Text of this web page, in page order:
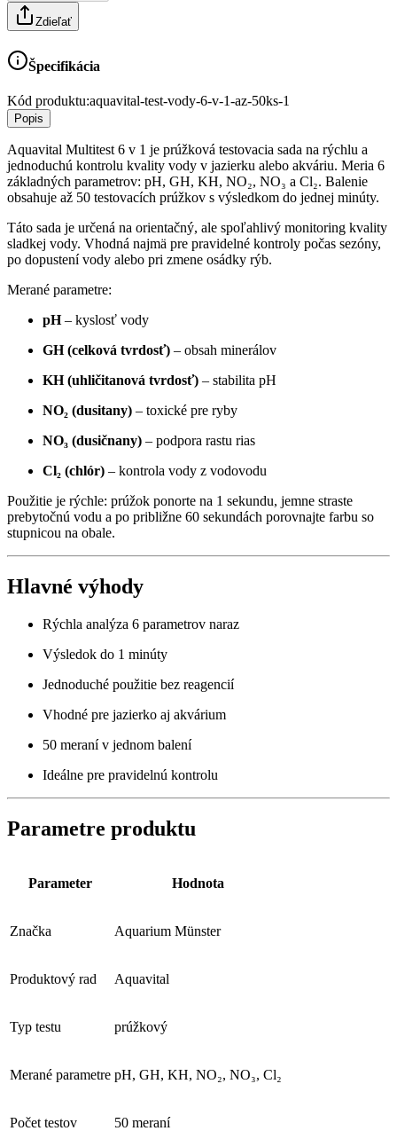
Zdieľať
Špecifikácia
Kód produktu:aquavital-test-vody-6-v-1-az-50ks-1
Popis
Aquavital Multitest 6 v 1 je prúžková testovacia sada na rýchlu a
jednoduchú kontrolu kvality vody v jazierku alebo akváriu. Meria 6
základných parametrov: pH, GH, KH, NO₂, NO₃ a Cl₂. Balenie
obsahuje až 50 testovacích prúžkov s výsledkom do jednej minúty.
Táto sada je určená na orientačný, ale spoľahlivý monitoring kvality
sladkej vody. Vhodná najmä pre pravidelné kontroly počas sezóny,
po dopustení vody alebo pri zmene osádky rýb.
Merané parametre:
pH– kyslosť vody
GH (celková tvrdosť) – obsah minerálov
KH (uhličitanová tvrdosť) – stabilita pH
NO₂ (dusitany) – toxické pre ryby
NO₃ (dusičnany) – podpora rastu rias
Cl₂ (chlór) – kontrola vody z vodovodu
Použitie je rýchle: prúžok ponorte na 1 sekundu, jemne straste
prebytočnú vodu a po približne 60 sekundách porovnajte farbu so
stupnicou na obale.
Hlavné výhody
Rýchla analýza 6 parametrov naraz
Výsledok do 1 minúty
Jednoduché použitie bez reagencií
Vhodné pre jazierko aj akvárium
50 meraní v jednom balení
Ideálne pre pravidelnú kontrolu
Parametre produktu
Parameter Hodnota
Značka Aquarium Münster
Produktový rad Aquavital
Typ testu prúžkový
Merané parametre pH, GH, KH, NO₂, NO₃, Cl₂
Počet testov 50 meraní